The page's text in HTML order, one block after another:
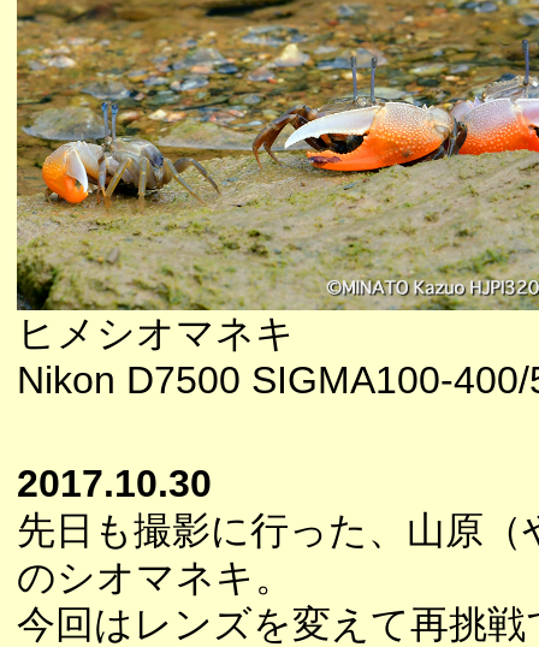
ヒメシオマネキ
Nikon D7500 SIGMA100-
2017.10.30
先日も撮影に行った、山原
のシオマネキ。
今回はレンズを変えて再挑戦